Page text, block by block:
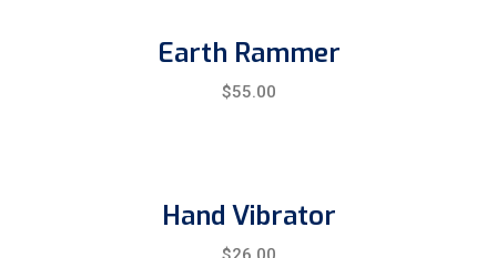
Earth Rammer
$55.00
Hand Vibrator